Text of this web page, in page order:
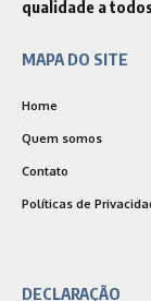
qualidade a
MAPA DO SITE
Home
Quem somos
Contato
Políticas de
DECLARAÇÃO